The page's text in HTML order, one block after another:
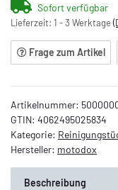
Sofort verfügbar
Lieferzeit: 1 - 3 Werktage
Frage zum Artikel
Artikelnummer:
GTIN: 4062495025834
Kategorie:
Hersteller: motodox
Beschreibung